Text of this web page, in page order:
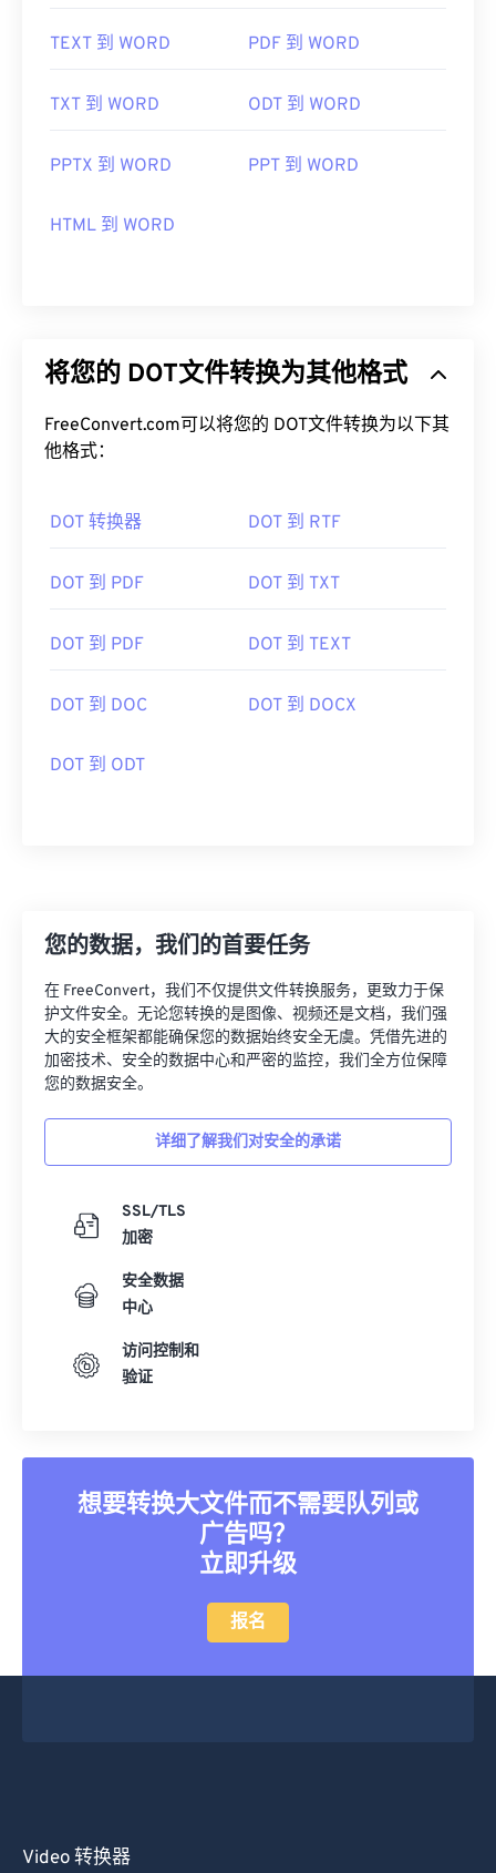
TEXT 到 WORD PDF 到 WORD
TXT 到 WORD ODT 到 WORD
PPTX 到 WORD PPT 到 WORD
HTML 到 WORD
将您的 DOT文件转换为其他格式
FreeConvert.com可以将您的 DOT文件转换为以下其
他格式：
DOT 转换器 DOT 到 RTF
DOT 到 PDF DOT 到 TXT
DOT 到 PDF DOT 到 TEXT
DOT 到 DOC DOT 到 DOCX
DOT 到 ODT
您的数据，我们的首要任务
在 FreeConvert，我们不仅提供文件转换服务，更致力于保
护文件安全。无论您转换的是图像、视频还是文档，我们强
大的安全框架都能确保您的数据始终安全无虞。凭借先进的
加密技术、安全的数据中心和严密的监控，我们全方位保障
您的数据安全。
详细了解我们对安全的承诺
SSL/TLS
加密
安全数据
中心
访问控制和
验证
想要转换大文件而不需要队列或
广告吗？
立即升级
报名
Video 转换器